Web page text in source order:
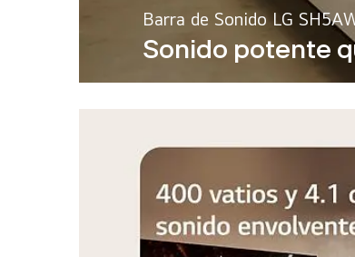
Barra de Sonido LG
Sonido potente